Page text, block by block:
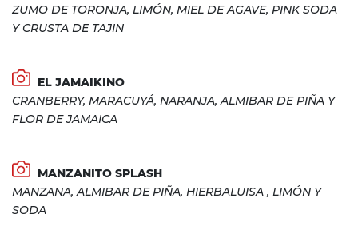
ZUMO DE TORONJA, LIMÓN, MIEL DE AGAVE, PINK SODA
Y CRUSTA DE TAJIN
EL JAMAIKINO
CRANBERRY, MARACUYÁ, NARANJA, ALMIBAR DE PIÑA Y
FLOR DE JAMAICA
MANZANITO SPLASH
MANZANA, ALMIBAR DE PIÑA, HIERBALUISA , LIMÓN Y
SODA